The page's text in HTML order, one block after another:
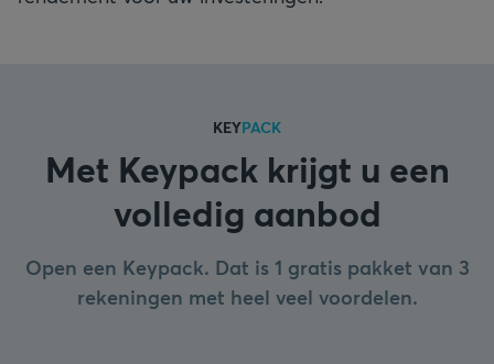
KEYPACK
Met Keypack krijgt u een
volledig aanbod
Open een Keypack. Dat is 1 gratis pakket van 3
rekeningen met heel veel voordelen.